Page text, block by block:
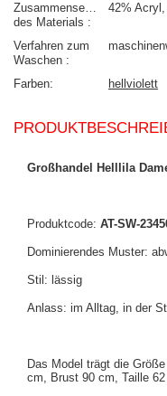
Zusammensetzung
des Materials
42% Acryl
Verfahren zum
Waschen
Farben hellviolett
Großhandel Helllila
Produktcode: AT-SW-
Dominierendes Muster:
Stil: lässig
Anlass: im Alltag, in der
Das Model trägt die
cm, Brust 90 cm, Taille